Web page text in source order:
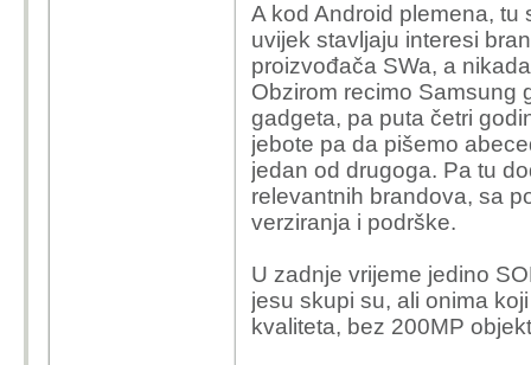
A kod Android plemena,
uvijek stavljaju interesi
proizvođača SWa, a
Obzirom recimo Samsung
gadgeta, pa puta četri
jebote pa da pišemo
jedan od drugoga. Pa tu
relevantnih brandova, sa
verziranja i podrške.
U zadnje vrijeme jedino
jesu skupi su, ali onima
kvaliteta, bez 200MP